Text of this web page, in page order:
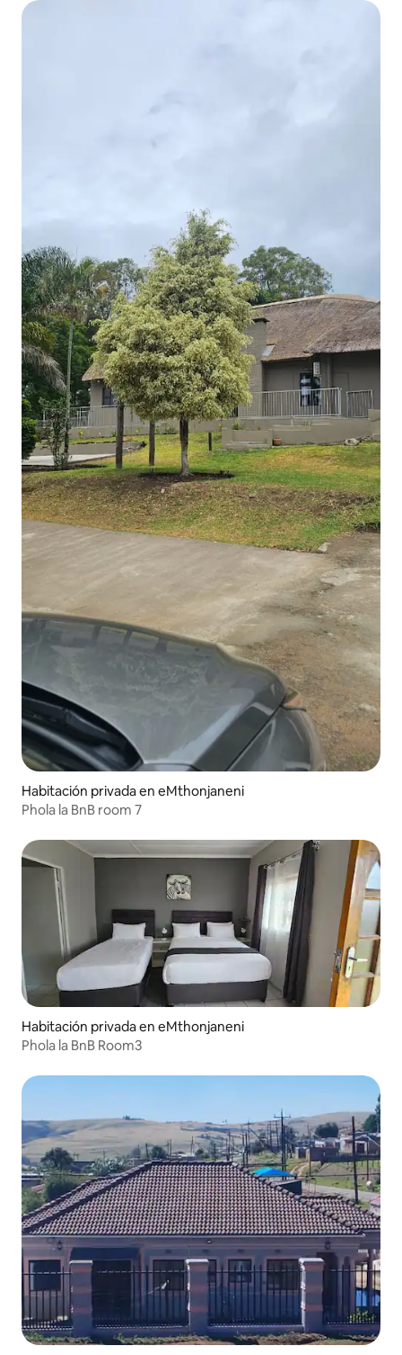
Habitación privada en eMthonjaneni
Phola la BnB room 7
Habitación privada en eMthonjaneni
Phola la BnB Room3